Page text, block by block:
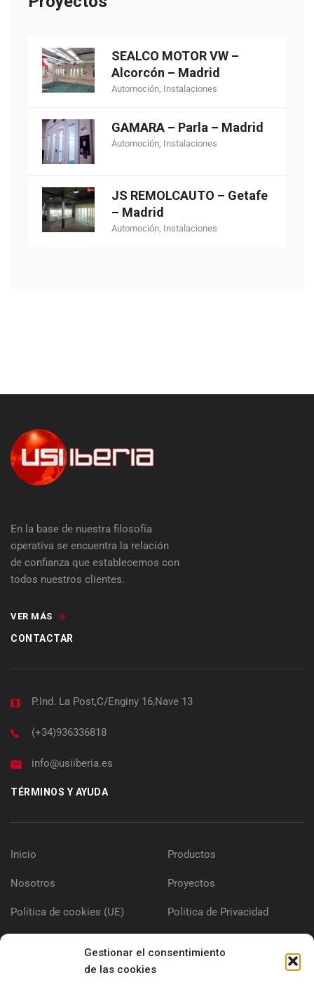
Gestionar el consentimiento
de las cookies
SEALCO MOTOR VW –
Alcorcón – Madrid
Automoción, Instalaciones
GAMARA – Parla – Madrid
Automoción, Instalaciones
JS REMOLCAUTO – Getafe
– Madrid
Automoción, Instalaciones
En la base de nuestra filosofía
operativa se encuentra la relación
de confianza que establecemos con
todos nuestros clientes.
VER MÁS
CONTACTAR
P.Ind. La Post,C/Enginy 16,Nave 13
(+34)936336818
info@usiiberia.es
TÉRMINOS Y AYUDA
Inicio Productos
Nosotros Proyectos
Política de cookies (UE) Politica de Privacidad